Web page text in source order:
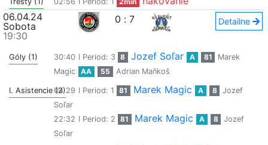
06.04.24
Sobota
19:30
0 : 7 Detailne
Góly (1) 30:40 I Period: 3 8 Jozef Soľar A 81
Marek
Magic
AA 55 Adrian Maňkoš
I. Asistencie (2)04:29 I Period: 1 81 Marek Magic A 8
Jozef
Soľar
22:32 I Period: 2 81 Marek Magic A 8
Jozef
Soľar